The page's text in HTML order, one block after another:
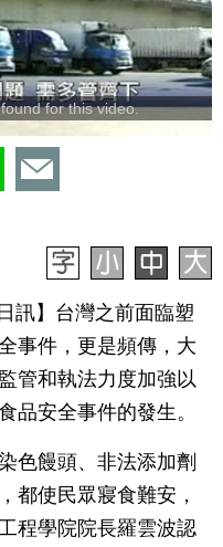
for this video.
訊】台灣之前面臨塑
事件，更是頻傳，大
管和執法力度加強以
品安全事件的發生。
色饅頭、非法添加劑
都使民眾寢食難安，
程學院院長羅雲波認